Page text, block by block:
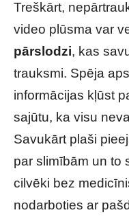
Treškārt,
video plūsma var
pārslodzi, kas
trauksmi. Spēja
informācijas kļūst
sajūtu, ka visu
Savukārt plaši
par slimībām un to
cilvēki bez
nodarboties ar